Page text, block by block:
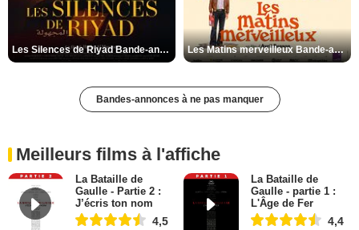
Les Silences de Riyad Bande-annonce VO STFR Les Matins merveilleux Bande-annonce VF
Bandes-annonces à ne pas manquer
Meilleurs films à l'affiche
La Bataille de
Gaulle - Partie 2 :
J’écris ton nom
4,5
La Bataille de
Gaulle - partie 1 :
L'Âge de Fer
4,4